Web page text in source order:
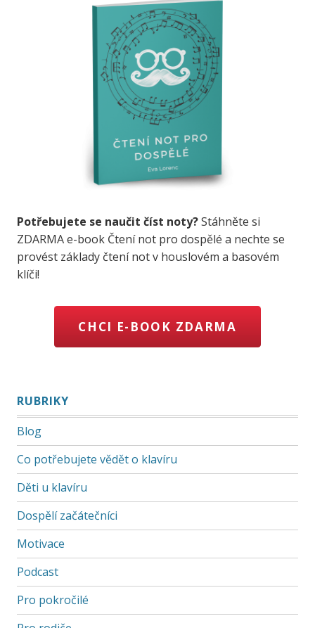
Potřebujete se naučit číst noty?Stáhněte si
ZDARMA e-book Čtení not pro dospělé a nechte se
provést základy čtení not v houslovém a basovém
klíči!
CHCI E-BOOK ZDARMA
RUBRIKY
Blog
Co potřebujete vědět o klavíru
Děti u klavíru
Dospělí začátečníci
Motivace
Podcast
Pro pokročilé